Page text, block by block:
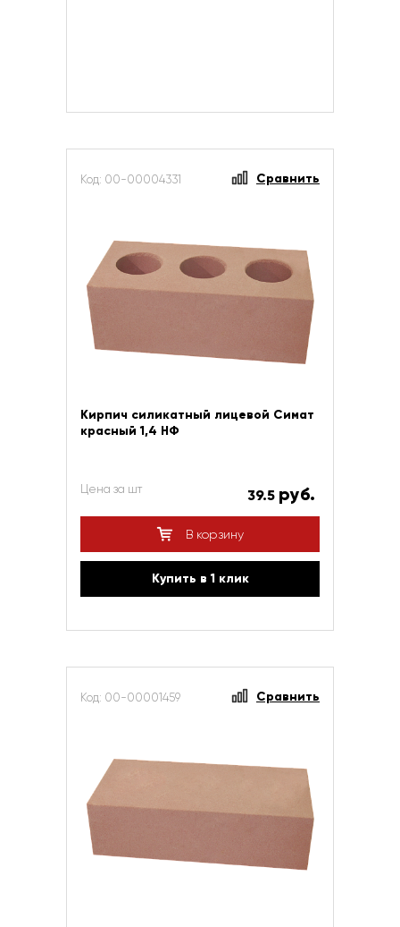
Код: 00-00004331 Сравнить
Кирпич силикатный лицевой Симат
красный 1,4 НФ
Цена за шт 39.5 руб.
В корзину
Купить в 1 клик
Код: 00-00001459 Сравнить